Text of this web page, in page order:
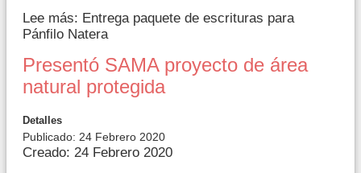
Lee más: Entrega paquete de escrituras para
Pánfilo Natera
Presentó SAMA proyecto de área
natural protegida
Detalles
Publicado: 24 Febrero 2020
Creado: 24 Febrero 2020